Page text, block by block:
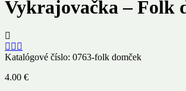
Vykrajovačka – Folk
Katalógové číslo: 0763-folk domček
4.00 €